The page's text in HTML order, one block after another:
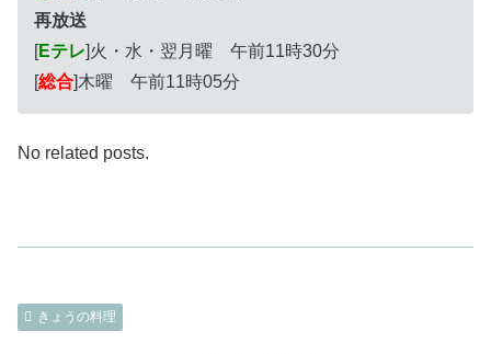
再放送
[Eテレ]火・水・翌月曜 午前11時30分
[総合]木曜 午前11時05分
No related posts.
きょうの料理